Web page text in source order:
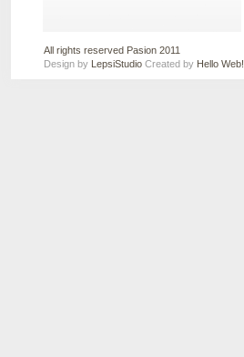
All rights reserved Pasion 2011
Design by LepsiStudio Created by Hello Web!